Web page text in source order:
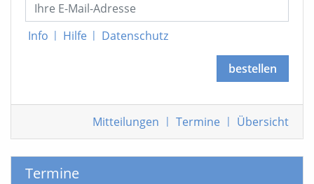
Info | Hilfe | Datenschutz
bestellen
Mitteilungen | Termine | Übersicht
Termine